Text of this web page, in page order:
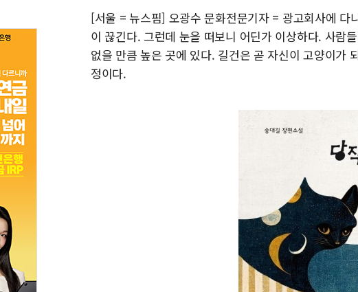
[서울 = 뉴스핌] 오광수 문화전문기자 = 광고회사에 다
이 끊긴다. 그런데 눈을 떠보니 어딘가 이상하다. 사람
없을 만큼 높은 곳에 있다. 길건은 곧 자신이 고양이가
정이다.